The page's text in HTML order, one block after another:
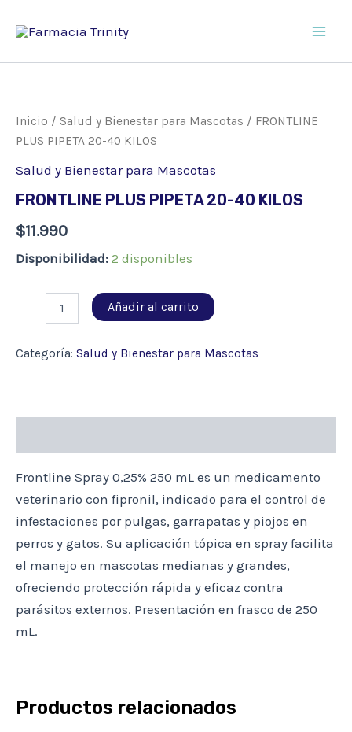
Inicio / Salud y Bienestar para Mascotas / FRONTLINE
PLUS PIPETA 20-40 KILOS
Salud y Bienestar para Mascotas
FRONTLINE PLUS PIPETA 20-40 KILOS
$11.990
Disponibilidad: 2 disponibles
20-
Añadir al carrito
Categoría: Salud y Bienestar para Mascotas
Frontline Spray 0,25% 250 mL es un medicamento
veterinario con fipronil, indicado para el control de
infestaciones por pulgas, garrapatas y piojos en
perros y gatos. Su aplicación tópica en spray facilita
el manejo en mascotas medianas y grandes,
ofreciendo protección rápida y eficaz contra
parásitos externos. Presentación en frasco de 250
mL.
Productos relacionados